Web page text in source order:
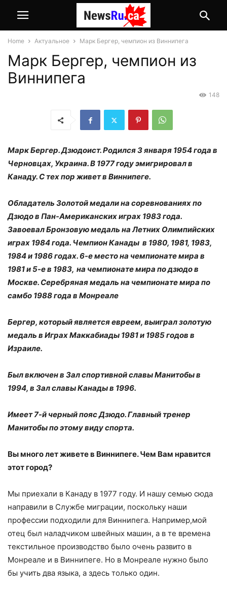
Home Актуальное Марк Бергер, чемпион из Виннипега
Марк Бергер, чемпион из
Виннипега
148
Марк Бергер. Дзюдоист. Родился 3 января 1954 года в
Черновцах, Украина. В 1977 году эмигрировал в
Канаду. С тех пор живет в Виннипеге.
Обладатель Золотой медали на соревнованиях по
Дзюдо в Пан-Американских играх 1983 года.
Завоевал Бронзовую медаль на Летних Олимпийских
играх 1984 года. Чемпион Канады в 1980, 1981, 1983,
1984 и 1986 годах. 6-е место на чемпионате мира в
1981 и 5-е в 1983, на чемпионате мира по дзюдо в
Москве. Серебряная медаль на чемпионате мира по
самбо 1988 года в Монреале
Бергер, который является евреем, выиграл золотую
медаль в Играх Маккабиады 1981 и 1985 годов в
Израиле.
Был включен в Зал спортивной славы Манитобы в
1994, в Зал славы Канады в 1996.
Имеет 7-й черный пояс Дзюдо. Главный тренер
Манитобы по этому виду спорта.
Вы много лет живете в Виннипеге. Чем Вам нравится
этот город?
Мы приехали в Канаду в 1977 году. И нашу семью сюда
направили в Службе миграции, поскольку наши
профессии подходили для Виннипега. Например,мой
отец был наладчиком швейных машин, а в те времена
текстильное производство было очень развито в
Монреале и в Виннипеге. Но в Монреале нужно было
бы учить два языка, а здесь только один.